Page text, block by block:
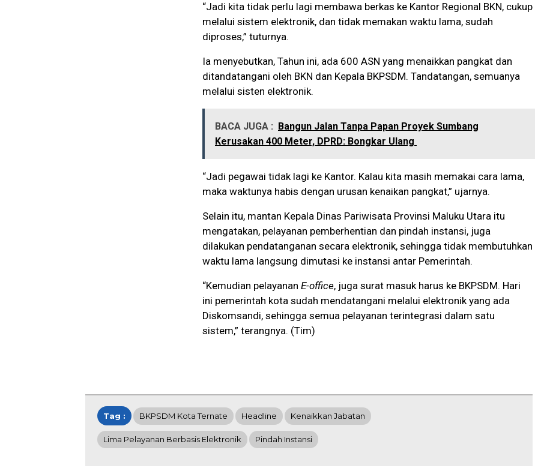
“Jadi kita tidak perlu lagi membawa berkas ke Kantor Regional BKN, cukup
melalui sistem elektronik, dan tidak memakan waktu lama, sudah
diproses,” tuturnya.
Ia menyebutkan, Tahun ini, ada 600 ASN yang menaikkan pangkat dan
ditandatangani oleh BKN dan Kepala BKPSDM. Tandatangan, semuanya
melalui sisten elektronik.
BACA JUGA : Bangun Jalan Tanpa Papan Proyek Sumbang
Kerusakan 400 Meter, DPRD: Bongkar Ulang
“Jadi pegawai tidak lagi ke Kantor. Kalau kita masih memakai cara lama,
maka waktunya habis dengan urusan kenaikan pangkat,” ujarnya.
Selain itu, mantan Kepala Dinas Pariwisata Provinsi Maluku Utara itu
mengatakan, pelayanan pemberhentian dan pindah instansi, juga
dilakukan pendatanganan secara elektronik, sehingga tidak membutuhkan
waktu lama langsung dimutasi ke instansi antar Pemerintah.
“Kemudian pelayanan E-office, juga surat masuk harus ke BKPSDM. Hari
ini pemerintah kota sudah mendatangani melalui elektronik yang ada
Diskomsandi, sehingga semua pelayanan terintegrasi dalam satu
sistem,” terangnya. (Tim)
Tag : BKPSDM Kota Ternate Headline Kenaikkan Jabatan
Lima Pelayanan Berbasis Elektronik Pindah Instansi